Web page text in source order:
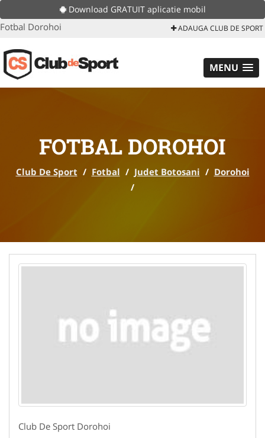
Download GRATUIT aplicatie mobil
Fotbal Dorohoi ADAUGA CLUB DE SPORT
MENU
FOTBAL DOROHOI
Club De Sport / Fotbal / Judet Botosani / Dorohoi
/
Club De Sport Dorohoi